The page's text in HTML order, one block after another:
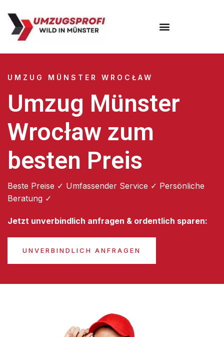
UMZUG MÜNSTER WROCŁAW
Umzug Münster
Wrocław zum
besten Preis
Beste Preise ✓ Umfassender Service ✓ Persönliche
Beratung ✓
Jetzt unverbindlich anfragen & ordentlich sparen:
UNVERBINDLICH ANFRAGEN